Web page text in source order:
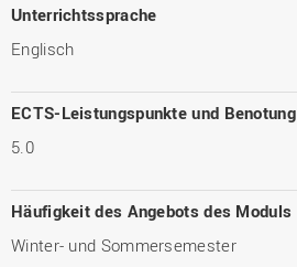
Unterrichtssprache
Englisch
ECTS-Leistungspunkte und Benotung
5.0
Häufigkeit des Angebots des Moduls
Winter- und Sommersemester